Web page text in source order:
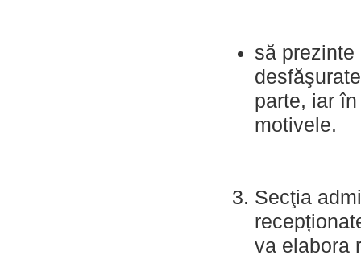
să
parte, iar
motivele.
Secţia
va elabora